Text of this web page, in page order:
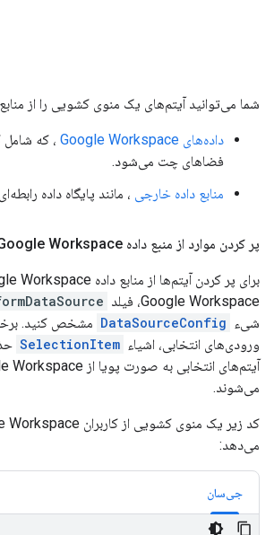
شما می‌توانید آیتم‌های یک منوی کشویی را از منابع
داده‌های Google Workspace
، که شامل
فضاهای چت می‌شود.
منابع داده خارجی ، مانند پایگاه داده
پر کردن موارد از منبع داده Google Workspace
Google Workspace، فیلد
شیء DataSourceConfig مشخص کنید.
ورودی‌های انتخابی، اشیاء SelectionItem
می‌شوند.
می‌دهد:
جی‌سان